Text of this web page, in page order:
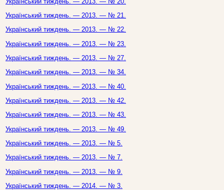
Український тиждень. — 2013. — № 21.
Український тиждень. — 2013. — № 22.
Український тиждень. — 2013. — № 23.
Український тиждень. — 2013. — № 27.
Український тиждень. — 2013. — № 34.
Український тиждень. — 2013. — № 40.
Український тиждень. — 2013. — № 42.
Український тиждень. — 2013. — № 43.
Український тиждень. — 2013. — № 49.
Український тиждень. — 2013. — № 5.
Український тиждень. — 2013. — № 7.
Український тиждень. — 2013. — № 9.
Український тиждень. — 2014. — № 3.